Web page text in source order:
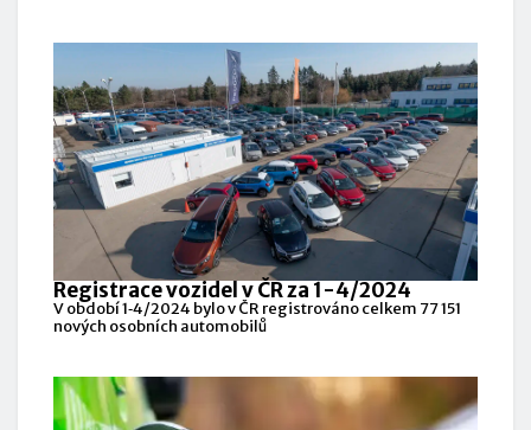
Registrace vozidel v ČR za 1-4/2024
V období 1‑4/2024 bylo v ČR registrováno celkem 77 151
nových osobních automobilů